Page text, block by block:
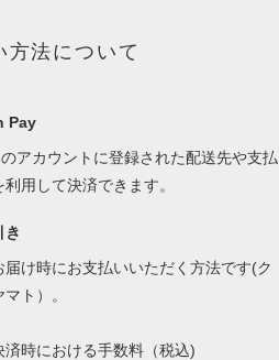
方法について
Pay
アカウントに登録された配送先や支払
利用して決済できます。
き
届け時にお支払いいただく方法です(ク
ト）。
済時における手数料（税込)